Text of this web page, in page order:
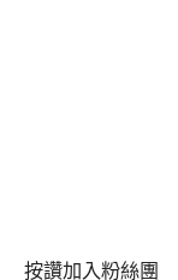
按讚加入粉絲團